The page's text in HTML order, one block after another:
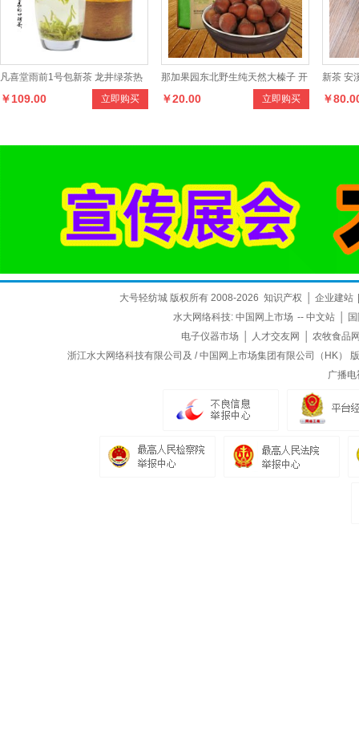
凡喜堂雨前1号包新茶 龙井绿茶热
销 100克罐装茶叶 立即购买
￥109.00
那加果园东北野生纯天然大榛子 开
口榛子大颗粒清香坚果干果250克
立即购买
￥20.00
新茶 安
去火 浓
￥
大号轻纺城 版权所有 2008-2026 知识产权 企业建站
水大网络科技: 中国网上市场 -- 中文站
电子仪器市场
人才交友网
农牧食品
浙江水大网络科技有限公司及 / 中国网上市场集团有限公司（HK）
广播